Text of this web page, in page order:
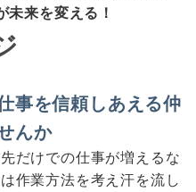
未来を変える！
事を信頼しあえる仲
んか
だけでの仕事が増えるな
作業方法を考え汗を流し